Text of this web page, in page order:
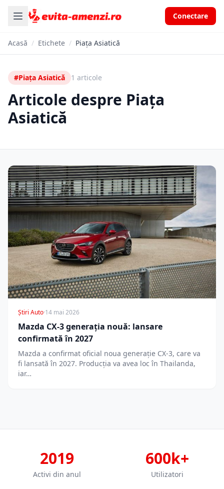
Conectare
Acasă / Etichete / Piața Asiatică
#Piața Asiatică 1 articole
Articole despre Piața
Asiatică
Știri Auto·14 mai 2026
Mazda CX-3 generația nouă: lansare
confirmată în 2027
Mazda a confirmat oficial noua generație CX-3, care va
fi lansată în 2027. Producția va avea loc în Thailanda,
iar…
2019
Activi din anul
600k+
Utilizatori